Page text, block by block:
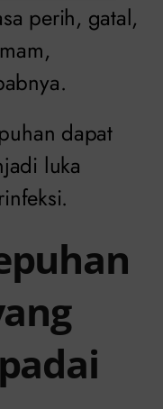
perih, gatal,
dapat
luka